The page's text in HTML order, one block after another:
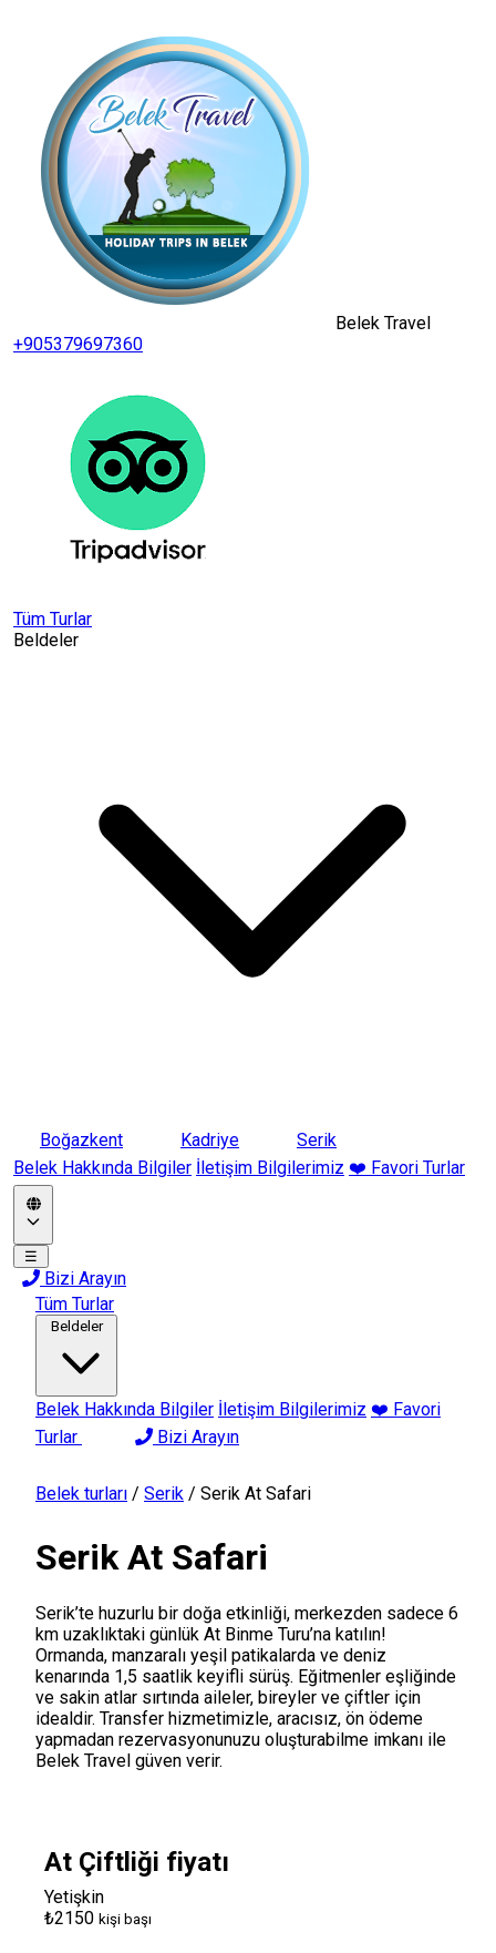
Belek Travel
+905379697360
Tüm Turlar
Beldeler
Boğazkent Kadriye
Serik
Belek Hakkında Bilgiler İletişim Bilgilerimiz ❤️ Favori Turlar
☰
Bizi Arayın
Tüm Turlar
Beldeler
Belek Hakkında Bilgiler İletişim Bilgilerimiz ❤️ Favori
Turlar
Bizi Arayın
Belek turları / Serik / Serik At Safari
Serik At Safari
Serik’te huzurlu bir doğa etkinliği, merkezden sadece 6
km uzaklıktaki günlük At Binme Turu’na katılın!
Ormanda, manzaralı yeşil patikalarda ve deniz
kenarında 1,5 saatlik keyifli sürüş. Eğitmenler eşliğinde
ve sakin atlar sırtında aileler, bireyler ve çiftler için
idealdir. Transfer hizmetimizle, aracısız, ön ödeme
yapmadan rezervasyonunuzu oluşturabilme imkanı ile
Belek Travel güven verir.
At Çiftliği fiyatı
Yetişkin
₺2150 kişi başı